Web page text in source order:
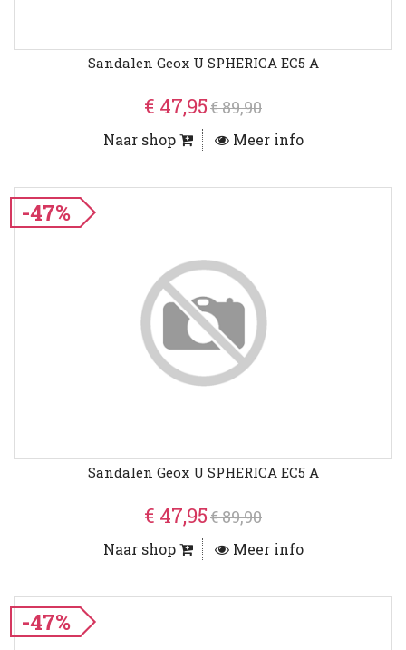
Sandalen Geox U SPHERICA EC5 A
€ 47,95€ 89,90
Naar shop Meer info
-47%
Sandalen Geox U SPHERICA EC5 A
€ 47,95€ 89,90
Naar shop Meer info
-47%